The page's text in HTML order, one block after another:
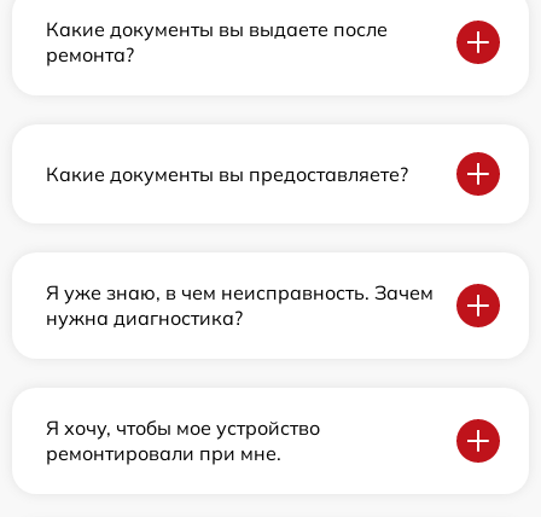
Какие документы вы выдаете после
ремонта?
Какие документы вы предоставляете?
Я уже знаю, в чем неисправность. Зачем
нужна диагностика?
Я хочу, чтобы мое устройство
ремонтировали при мне.